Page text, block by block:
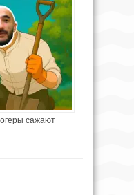
сажают